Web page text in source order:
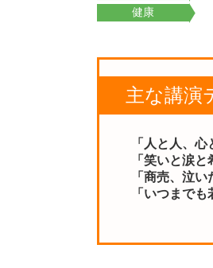
健康
主な講演
「人と人、心
「笑いと涙と
「商売、泣い
「いつまで